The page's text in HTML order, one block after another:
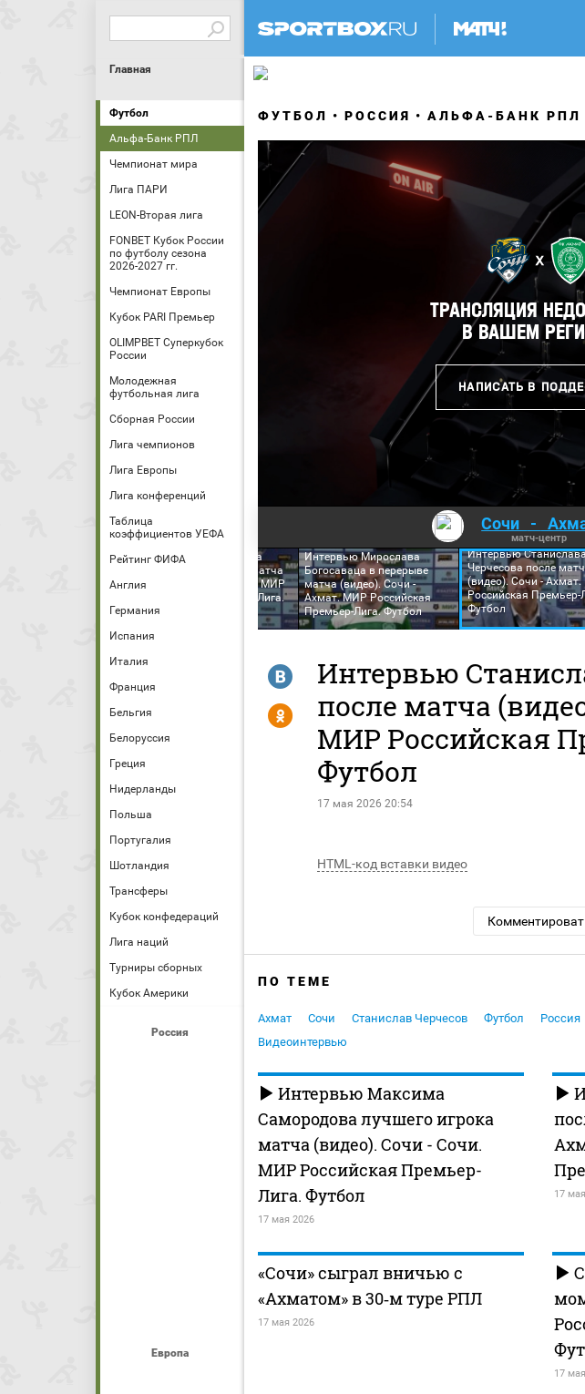
Главная
Футбол
Альфа-Банк РПЛ
Чемпионат мира
Лига ПАРИ
LEON-Вторая лига
FONBET Кубок России
по футболу сезона
2026-2027 гг.
Чемпионат Европы
Кубок PARI Премьер
OLIMPBET Суперкубок
России
Молодежная
футбольная лига
Сборная России
Лига чемпионов
Лига Европы
Лига конференций
Таблица
коэффициентов УЕФА
Рейтинг ФИФА
Англия
Германия
Испания
Италия
Франция
Бельгия
Белоруссия
Греция
Нидерланды
Польша
Португалия
Шотландия
Трансферы
Кубок конфедераций
Лига наций
Турниры сборных
Кубок Америки
Россия
Европа
ФУТБОЛ РОССИЯ АЛЬФА-БАНК РПЛ
Сочи -
матч-центр
Интервью Александра
Дегтева в перерыве матча
(видео). Сочи - Ахмат. МИР
Российская Премьер-Лига.
Футбол
Интервью Мирослава
Богосаваца в перерыве
матча (видео). Сочи -
Ахмат. МИР Российская
Премьер-Лига. Футбол
Интервью
Черчесова после
(видео). Сочи -
Российская Премьер-
Футбол
Интервью
после матча
МИР Российская
Футбол
17 мая 2026 20:54
R
Y
HTML-код вставки видео
ПО ТЕМЕ
Ахмат Сочи Станислав Черчесов Футбол Россия
Видеоинтервью
Интервью Максима
Самородова лучшего игрока
матча (видео). Сочи - Сочи.
МИР Российская Премьер-
Лига. Футбол
17 мая 2026
17
«Сочи» сыграл вничью с
«Ахматом» в 30‑м туре РПЛ
17 мая 2026
17